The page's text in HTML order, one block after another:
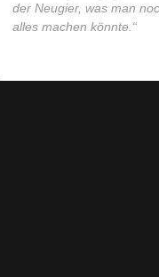
der Neugier, was man
alles machen könnte.“